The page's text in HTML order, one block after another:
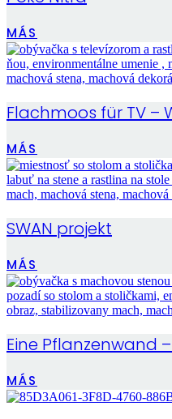
MÁS
Flachmoos für TV –
MÁS
SWAN projekt
MÁS
Eine Pflanzenwand
MÁS